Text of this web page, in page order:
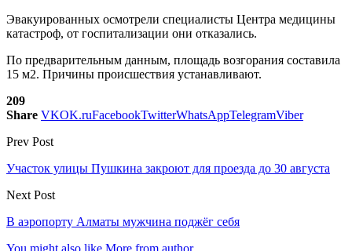
Эвакуированных осмотрели специалисты Центра медицины
катастроф, от госпитализации они отказались.
По предварительным данным, площадь возгорания составила
15 м2. Причины происшествия устанавливают.
209
Share VKOK.ruFacebookTwitterWhatsAppTelegramViber
Prev Post
Участок улицы Пушкина закроют для проезда до 30 августа
Next Post
В аэропорту Алматы мужчина поджёг себя
You might also like More from author